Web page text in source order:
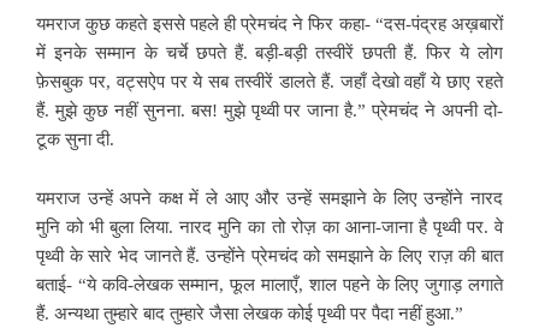
यमराज कुछ कहते इससे पहले ही प्रेमचंद ने फिर कहा- “दस-पंद्रह अख़बारों
में इनके सम्मान के चर्चे छपते हैं. बड़ी-बड़ी तस्वीरें छपती हैं. फिर ये लोग
फ़ेसबुक पर, वट्सऐप परये सब तस्वीरें डालते हैं. जहाँ देखो वहाँ ये छाए रहते
हैं. मुझे कुछ नहीं सुनना. बस! मुझे पृथ्वी पर जाना है.” प्रेमचंद ने अपनी दो-
टूक सुना दी.
यमराज उन्हें अपने कक्ष में ले आए और उन्हें समझाने के लिए उन्होंने नारद
मुनि को भी बुला लिया. नारद मुनि का तो रोज़ का आना-जाना है पृथ्वी पर. वे
पृथ्वी के सारे भेद जानते हैं. उन्होंने प्रेमचंद को समझाने के लिए राज़ की बात
बताई- “ये कवि-लेखक सम्मान, फूल मालाएँ, शाल पहने के लिए जुगाड़ लगाते
हैं. अन्यथा तुम्हारे बाद तुम्हारे जैसा लेखक कोई पृथ्वी पर पैदा नहीं हुआ.”